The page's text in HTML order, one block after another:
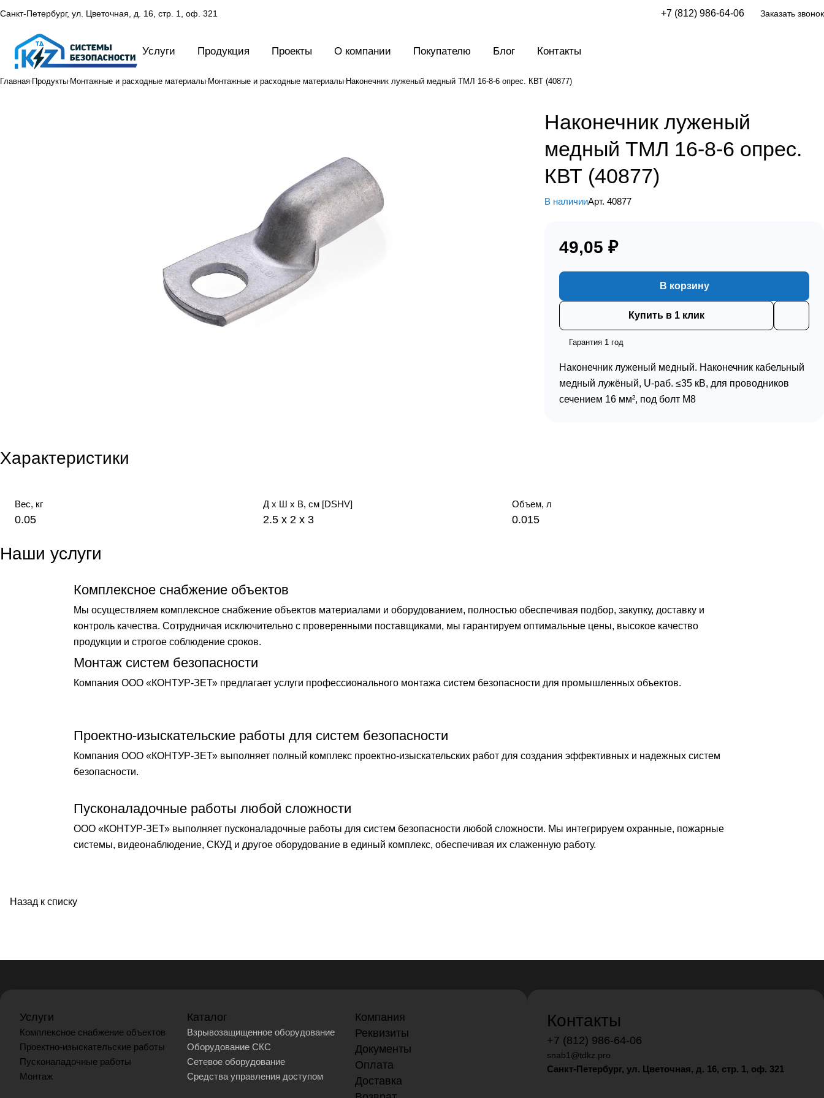
Санкт-Петербург, ул. Цветочная, д. 16, стр. 1, оф. 321 +7 (812) 986-64-06 Заказать звонок
Услуги Продукция Проекты О компании Покупателю Блог Контакты
Главная Продукты Монтажные и расходные материалы Монтажные и расходные материалы Наконечник луженый медный ТМЛ 16-8-6 опрес. КВТ (40877)
Наконечник луженый
медный ТМЛ 16-8-6 опрес.
КВТ (40877)
В наличииАрт. 40877
49,05 ₽
В корзину
Купить в 1 клик
Гарантия 1 год
Наконечник луженый медный. Наконечник кабельный
медный лужёный, U-раб. ≤35 кВ, для проводников
сечением 16 мм², под болт М8
Характеристики
Вес, кг
0.05
Д х Ш х В, см [DSHV]
2.5 x 2 x 3
Объем, л
0.015
Наши услуги
Комплексное снабжение объектов
Мы осуществляем комплексное снабжение объектов материалами и оборудованием, полностью обеспечивая подбор, закупку, доставку и
контроль качества. Сотрудничая исключительно с проверенными поставщиками, мы гарантируем оптимальные цены, высокое качество
продукции и строгое соблюдение сроков.
Монтаж систем безопасности
Компания ООО «КОНТУР-ЗЕТ» предлагает услуги профессионального монтажа систем безопасности для промышленных объектов.
Проектно-изыскательские работы для систем безопасности
Компания ООО «КОНТУР-ЗЕТ» выполняет полный комплекс проектно-изыскательских работ для создания эффективных и надежных систем
безопасности.
Пусконаладочные работы любой сложности
ООО «КОНТУР-ЗЕТ» выполняет пусконаладочные работы для систем безопасности любой сложности. Мы интегрируем охранные, пожарные
системы, видеонаблюдение, СКУД и другое оборудование в единый комплекс, обеспечивая их слаженную работу.
Назад к списку
Услуги
Комплексное снабжение объектов
Проектно-изыскательские работы
Пусконаладочные работы
Монтаж
Каталог
Взрывозащищенное оборудование
Оборудование СКС
Сетевое оборудование
Средства управления доступом
Компания
Реквизиты
Документы
Оплата
Доставка
Контакты
+7 (812) 986-64-06
snab1@tdkz.pro
Санкт-Петербург, ул. Цветочная, д. 16, стр. 1, оф. 321